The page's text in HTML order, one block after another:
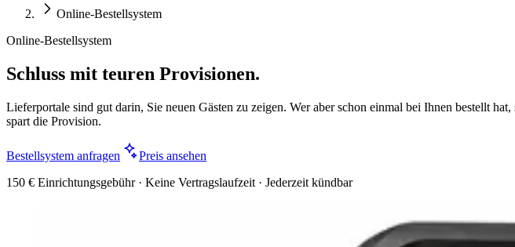
Online-Bestellsystem
Online-Bestellsystem
Schluss mit teuren Provisionen.
Lieferportale sind gut darin, Sie neuen Gästen zu zeigen. Wer aber schon einmal bei Ihnen bestellt
spart die Provision.
Bestellsystem anfragen
Preis ansehen
150 € Einrichtungsgebühr · Keine Vertragslaufzeit · Jederzeit kündbar